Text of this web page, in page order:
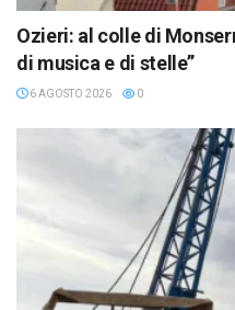
Ozieri: al colle di
di musica e di stelle”
6 AGOSTO 2026 0